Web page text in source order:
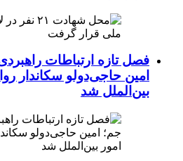
فصل تازه ارتباطات
امین حاجی‌دولو سکاندار
بین‌الملل شد